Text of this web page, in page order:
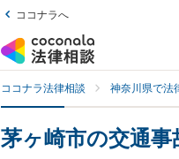
ココナラへ
ココナラ法律相談 神奈川県で法
茅ヶ崎市の交通